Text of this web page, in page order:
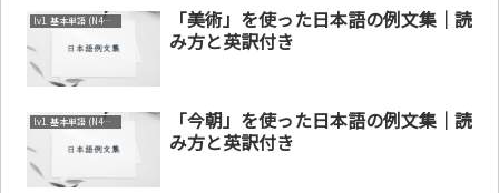
lv1. 基本単語 (N4～N5)
「美術」を使った日本語の例文集｜読
み方と英訳付き
lv1. 基本単語 (N4～N5)
「今朝」を使った日本語の例文集｜読
み方と英訳付き